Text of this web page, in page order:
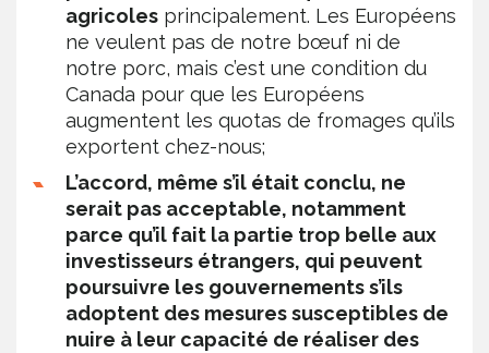
agricoles principalement. Les Européens
ne veulent pas de notre bœuf ni de
notre porc, mais c’est une condition du
Canada pour que les Européens
augmentent les quotas de fromages qu’ils
exportent chez-nous;
L’accord, même s’il était conclu, ne
serait pas acceptable, notamment
parce qu’il fait la partie trop belle aux
investisseurs étrangers, qui peuvent
poursuivre les gouvernements s’ils
adoptent des mesures susceptibles de
nuire à leur capacité de réaliser des